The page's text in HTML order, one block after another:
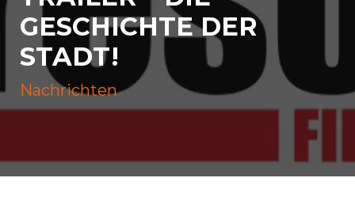
GESCHICHTE DER
STADT!
Nachrichten